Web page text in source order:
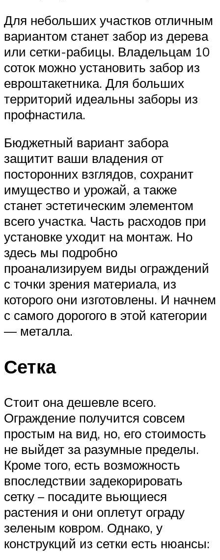
Для небольших участков отличным
вариантом станет забор из дерева
или сетки-рабицы. Владельцам 10
соток можно установить забор из
евроштакетника. Для больших
территорий идеальны заборы из
профнастила.
Бюджетный вариант забора
защитит ваши владения от
посторонних взглядов, сохранит
имущество и урожай, а также
станет эстетическим элементом
всего участка. Часть расходов при
установке уходит на монтаж. Но
здесь мы подробно
проанализируем виды ограждений
с точки зрения материала, из
которого они изготовлены. И начнем
с самого дорогого в этой категории
— металла.
Сетка
Стоит она дешевле всего.
Ограждение получится совсем
простым на вид, но, его стоимость
не выйдет за разумные пределы.
Кроме того, есть возможность
впоследствии задекорировать
сетку – посадите вьющиеся
растения и они оплетут ограду
зеленым ковром. Однако, у
конструкций из сетки есть нюансы: